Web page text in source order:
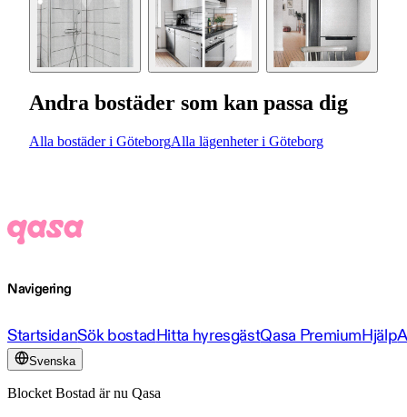
Andra bostäder som kan passa dig
Alla bostäder i GöteborgAlla lägenheter i Göteborg
Navigering
StartsidanSök bostadHitta hyresgästQasa PremiumHjälp
Svenska
Blocket Bostad är nu Qasa